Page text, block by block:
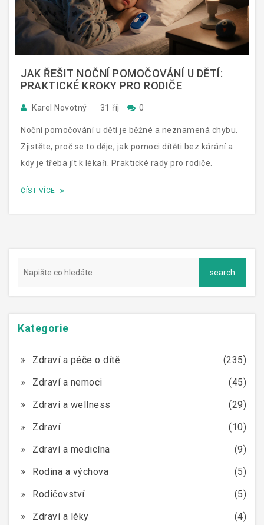
JAK ŘEŠIT NOČNÍ POMOČOVÁNÍ U DĚTÍ:
PRAKTICKÉ KROKY PRO RODIČE
Karel Novotný 31 říj 0
Noční pomočování u dětí je běžné a neznamená chybu.
Zjistěte, proč se to děje, jak pomoci dítěti bez kárání a
kdy je třeba jít k lékaři. Praktické rady pro rodiče.
ČÍST VÍCE
Kategorie
Zdraví a péče o dítě
(235)
Zdraví a nemoci
(45)
Zdraví a wellness
(29)
Zdraví
(10)
Zdraví a medicína
(9)
Rodina a výchova
(5)
Rodičovství
(5)
Zdraví a léky
(4)